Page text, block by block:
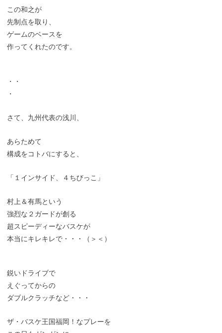
この和之が
先制点を取り、
ゲームのベースを
作ってくれたのです。
・・
・
さて、九州代表の浅川、
あらためて
構成をコトバにすると、
「１インサイド、４ちびっこ」
村上＆有馬という
強烈な２ガードが創る
超スピーディーなバスケが
本当にキレキレで・・・（＞＜）
鋭いドライブで
えぐってからの
ダブルクラッチなど・・・
ザ・バスケ王国福岡！なプレーを